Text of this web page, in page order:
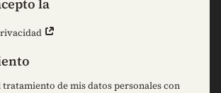
la
tratamiento de mis datos personales con